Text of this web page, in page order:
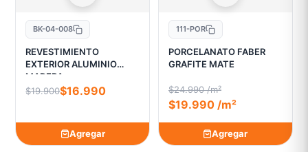
BK-04-008
REVESTIMIENTO
EXTERIOR ALUMINIO
MADERA
$19.900$16.990
Agregar
111-POR
PORCELANATO FABER
GRAFITE MATE
$24.990 /m²
$19.990 /m²
Agregar